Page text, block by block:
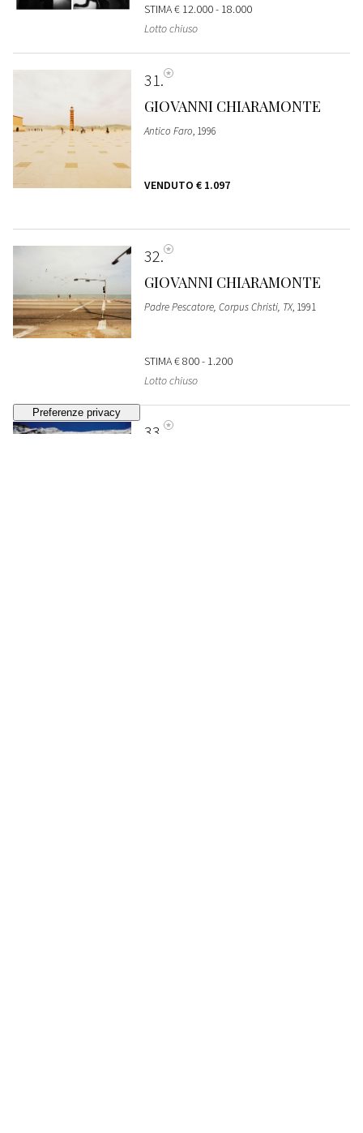
STIMA€ 12.000 - 18.000
Lotto chiuso
31
GIOVANNI CHIARAMONTE
Antico Faro, 1996
VENDUTO € 1.097
32
GIOVANNI CHIARAMONTE
Padre Pescatore, Corpus Christi, TX, 1991
STIMA€ 800 - 1.200
Lotto chiuso
33